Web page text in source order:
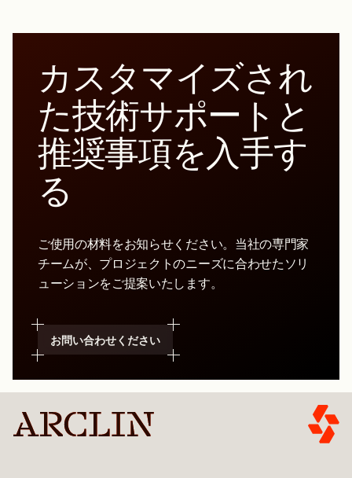
カスタマイズされ
た技術サポートと
推奨事項を入手す
る
ご使用の材料をお知らせください。当社の専門家
チームが、プロジェクトのニーズに合わせたソリ
ューションをご提案いたします。
お問い合わせください